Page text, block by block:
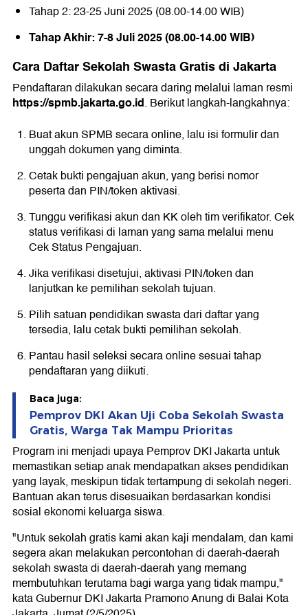
Tahap 2: 23-25 Juni 2025 (08.00-14.00 WIB)
Tahap Akhir: 7-8 Juli 2025 (08.00-14.00 WIB)
Cara Daftar Sekolah Swasta Gratis di Jakarta
Pendaftaran dilakukan secara daring melalui laman resmi
https://spmb.jakarta.go.id. Berikut langkah-langkahnya:
Buat akun SPMB secara online, lalu isi formulir dan
unggah dokumen yang diminta.
Cetak bukti pengajuan akun, yang berisi nomor
peserta dan PIN/token aktivasi.
Tunggu verifikasi akun dan KK oleh tim verifikator. Cek
status verifikasi di laman yang sama melalui menu
Cek Status Pengajuan.
Jika verifikasi disetujui, aktivasi PIN/token dan
lanjutkan ke pemilihan sekolah tujuan.
Pilih satuan pendidikan swasta dari daftar yang
tersedia, lalu cetak bukti pemilihan sekolah.
Pantau hasil seleksi secara online sesuai tahap
pendaftaran yang diikuti.
Baca juga:
Pemprov DKI Akan Uji Coba Sekolah Swasta
Gratis, Warga Tak Mampu Prioritas
Program ini menjadi upaya Pemprov DKI Jakarta untuk
memastikan setiap anak mendapatkan akses pendidikan
yang layak, meskipun tidak tertampung di sekolah negeri.
Bantuan akan terus disesuaikan berdasarkan kondisi
sosial ekonomi keluarga siswa.
"Untuk sekolah gratis kami akan kaji mendalam, dan kami
segera akan melakukan percontohan di daerah-daerah
sekolah swasta di daerah-daerah yang memang
membutuhkan terutama bagi warga yang tidak mampu,"
kata Gubernur DKI Jakarta Pramono Anung di Balai Kota